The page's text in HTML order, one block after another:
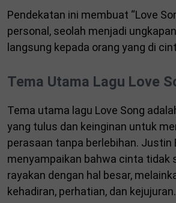
Pendekatan ini membuat “Love
personal, seolah menjadi
langsung kepada orang yang di
Tema Utama Lagu Love
Tema utama lagu Love Song
yang tulus dan keinginan untuk
perasaan tanpa berlebihan. Justin
menyampaikan bahwa cinta tidak
rayakan dengan hal besar,
kehadiran, perhatian, dan kejujuran.